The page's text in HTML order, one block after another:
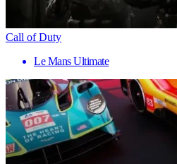
Call of Duty
Le Mans Ultimate